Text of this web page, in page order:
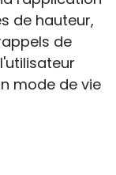
de hauteur,
de
mode de vie